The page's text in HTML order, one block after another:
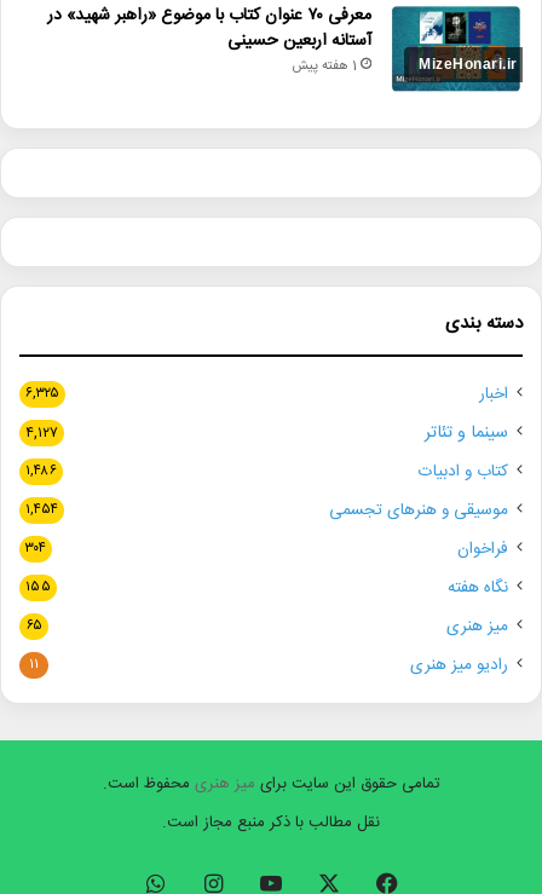
معرفی ۷۰ عنوان کتاب با موضوع «راهبر شهید» در
آستانه اربعین حسینی
1 هفته پیش
دسته بندی
اخبار ۶,۳۲۵
سینما و تئاتر ۴,۱۲۷
کتاب و ادبیات ۱,۴۸۶
موسیقی و هنرهای تجسمی ۱,۴۵۴
فراخوان ۳۰۴
نگاه هفته ۱۵۵
میز هنری ۶۵
رادیو میز هنری ۱۱
تمامی حقوق این سایت برای میز هنری محفوظ است.
نقل مطالب با ذکر منبع مجاز است.
فیسبوک ایکس یوتیوب اینستاگرام